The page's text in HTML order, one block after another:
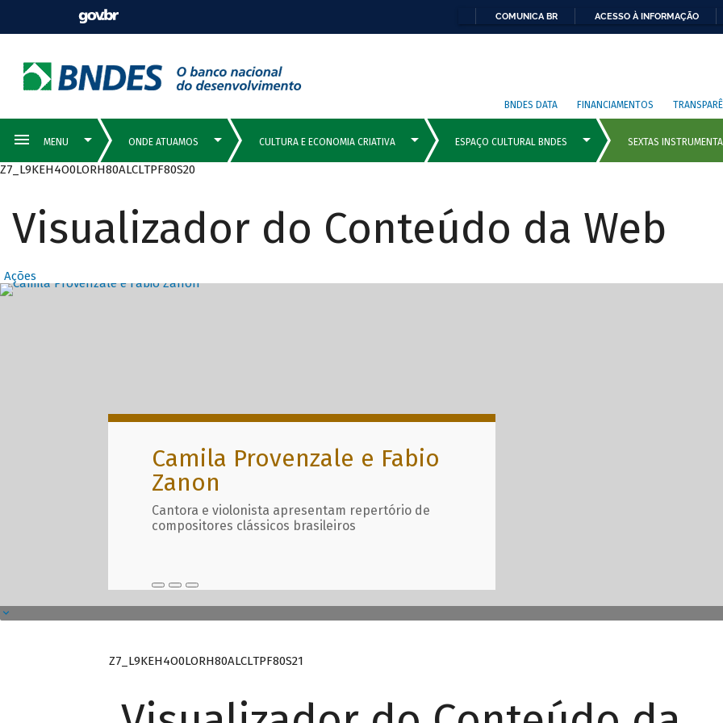
COMUNICA BR ACESSO À INFORMAÇÃO
BNDES DATA FINANCIAMENTOS
Z7_L9KEH4O0LORH80ALCLTPF80S20
Visualizador do Conteúdo da Web
Ações
Destaques Principais com
Camila Provenzale e Fabio
Zanon
Cantora e violonista apresentam repertório de
compositores clássicos brasileiros
Z7_L9KEH4O0LORH80ALCLTPF80S21